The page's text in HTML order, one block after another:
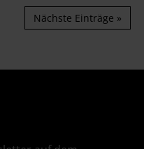
Nächste Einträge »